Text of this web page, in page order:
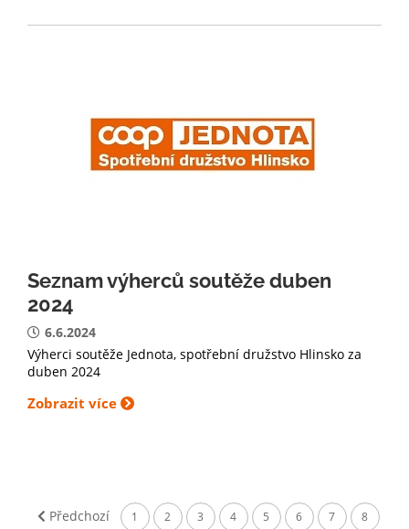
Seznam výherců soutěže duben
2024
6.6.2024
Výherci soutěže Jednota, spotřební družstvo Hlinsko za
duben 2024
Zobrazit více
Předchozí 1 2 3 4 5 6 7 8